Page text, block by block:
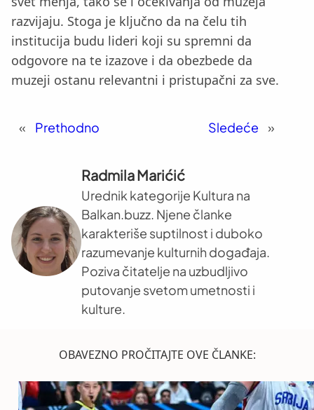
razvijaju. Stoga je ključno da na čelu tih
institucija budu lideri koji su spremni da
odgovore na te izazove i da obezbede da
muzeji ostanu relevantni i pristupačni za sve.
« Prethodno Sledeće »
Radmila Marićić
Urednik kategorije Kultura na
Balkan.buzz. Njene članke
karakteriše suptilnost i duboko
razumevanje kulturnih događaja.
Poziva čitatelje na uzbudljivo
putovanje svetom umetnosti i
kulture.
OBAVEZNO PROČITAJTE OVE ČLANKE: